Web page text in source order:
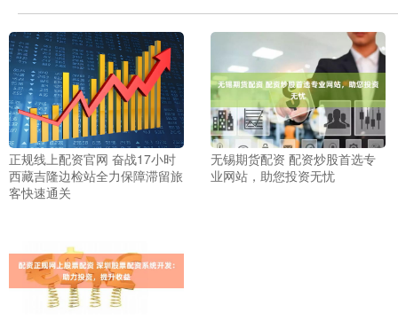
正规线上配资官网 奋战17小时
西藏吉隆边检站全力保障滞留旅
客快速通关
无锡期货配资 配资炒股首选专
业网站，助您投资无忧